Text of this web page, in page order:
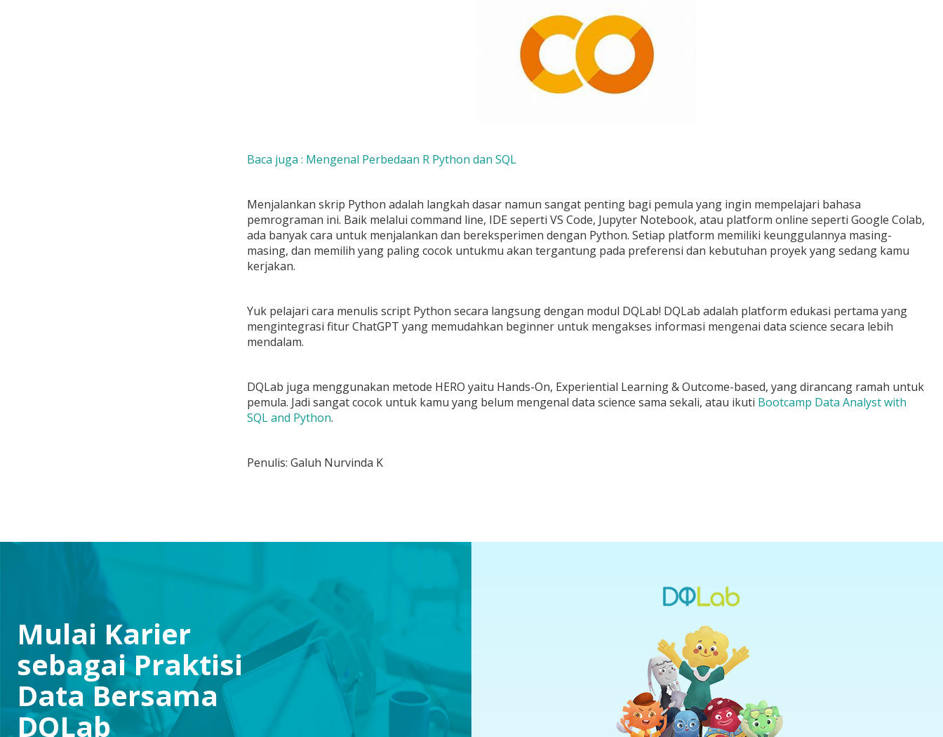
Baca juga : Mengenal Perbedaan R Python dan SQL
Menjalankan skrip Python adalah langkah dasar namun sangat penting bagi pemula yang ingin mempelajari bahasa
pemrograman ini. Baik melalui command line, IDE seperti VS Code, Jupyter Notebook, atau platform online seperti Google Colab,
ada banyak cara untuk menjalankan dan bereksperimen dengan Python. Setiap platform memiliki keunggulannya masing-
masing, dan memilih yang paling cocok untukmu akan tergantung pada preferensi dan kebutuhan proyek yang sedang kamu
kerjakan.
Yuk pelajari cara menulis script Python secara langsung dengan modul DQLab! DQLab adalah platform edukasi pertama yang
mengintegrasi fitur ChatGPT yang memudahkan beginner untuk mengakses informasi mengenai data science secara lebih
mendalam.
DQLab juga menggunakan metode HERO yaitu Hands-On, Experiential Learning & Outcome-based, yang dirancang ramah untuk
pemula. Jadi sangat cocok untuk kamu yang belum mengenal data science sama sekali, atau ikuti Bootcamp Data Analyst with
SQL and Python.
Penulis: Galuh Nurvinda K
Mulai Karier
sebagai Praktisi
Data Bersama
DQLab